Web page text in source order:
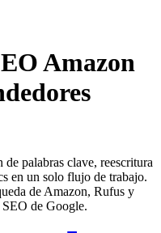
Amazon
palabras clave, reescritura
en un solo flujo de trabajo.
de Amazon, Rufus y
de Google.